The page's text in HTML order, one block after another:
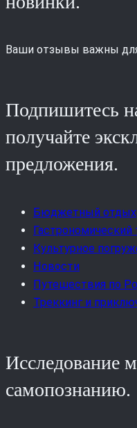
Ваши отзывы важны
Подпишитесь
получайте
предложения.
Бюджетный отдых
Гастрономический
Культурное
Новости
Путешествия по
Треккинг и
Исследование
самопознанию.